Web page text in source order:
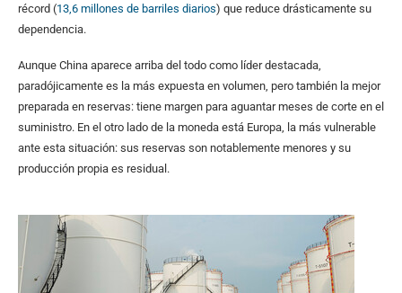
récord (13,6 millones de barriles diarios) que reduce drásticamente su
dependencia.
Aunque China aparece arriba del todo como líder destacada,
paradójicamente es la más expuesta en volumen, pero también la mejor
preparada en reservas: tiene margen para aguantar meses de corte en el
suministro. En el otro lado de la moneda está Europa, la más vulnerable
ante esta situación: sus reservas son notablemente menores y su
producción propia es residual.